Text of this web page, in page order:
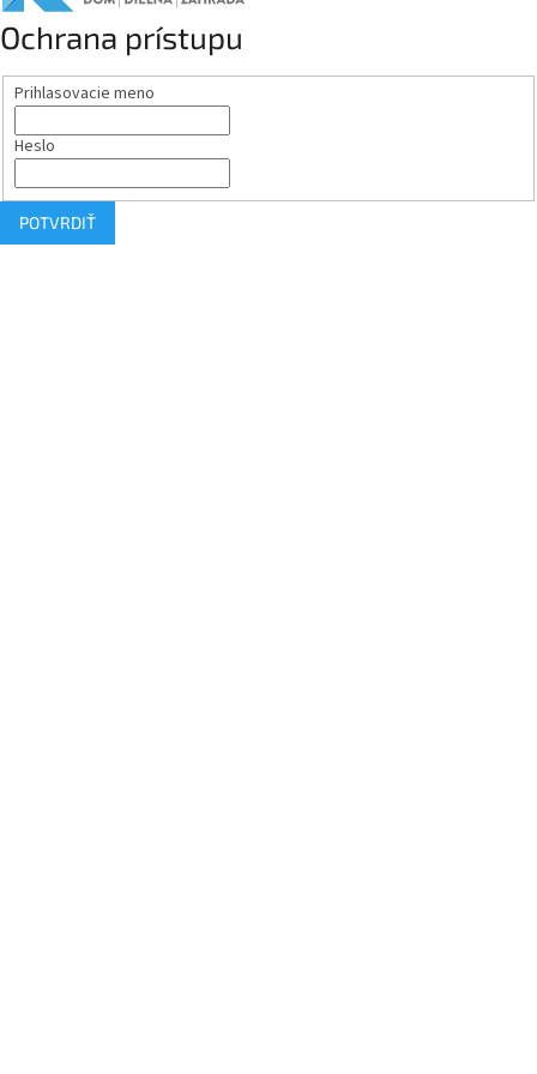
Ochrana prístupu
Prihlasovacie meno
Heslo
POTVRDIŤ